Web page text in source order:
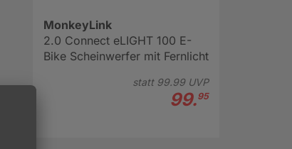
MonkeyLink
2.0 Connect eLIGHT 100 E-
Bike Scheinwerfer mit Fernlicht
statt 99.99UVP
99.95